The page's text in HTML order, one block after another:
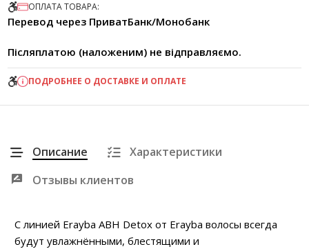
ОПЛАТА ТОВАРА:
Перевод через ПриватБанк/Монобанк
Післяплатою (наложеним) не відправляємо.
ПОДРОБНЕЕ О ДОСТАВКЕ И ОПЛАТЕ
Описание
Характеристики
Отзывы клиентов
С линией Erayba ABH Detox от Erayba волосы всегда
будут увлажнёнными, блестящими и